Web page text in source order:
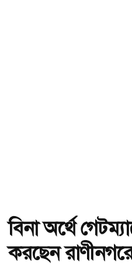
বিনা অর্থে
করছেন